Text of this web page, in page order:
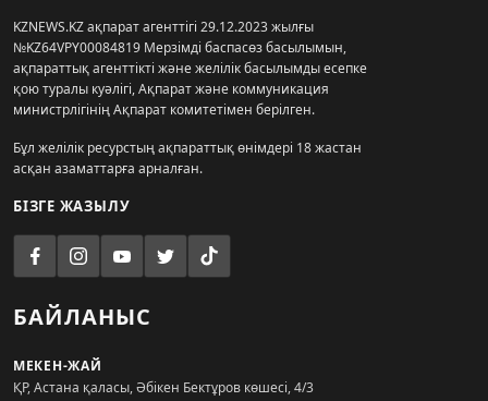
KZNEWS.KZ ақпарат агенттігі 29.12.2023 жылғы
№KZ64VPY00084819 Мерзімді баспасөз басылымын,
ақпараттық агенттікті және желілік басылымды есепке
қою туралы куәлігі, Ақпарат және коммуникация
министрлігінің Ақпарат комитетімен берілген.
Бұл желілік ресурстың ақпараттық өнімдері 18 жастан
асқан азаматтарға арналған.
БІЗГЕ ЖАЗЫЛУ
БАЙЛАНЫС
МЕКЕН-ЖАЙ
ҚР, Астана қаласы, Әбікен Бектұров көшесі, 4/3